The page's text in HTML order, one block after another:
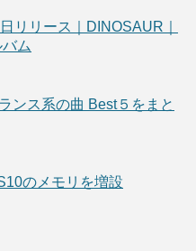
リリース｜DINOSAUR｜
ム
ンス系の曲 Best５をまと
のメモリを増設